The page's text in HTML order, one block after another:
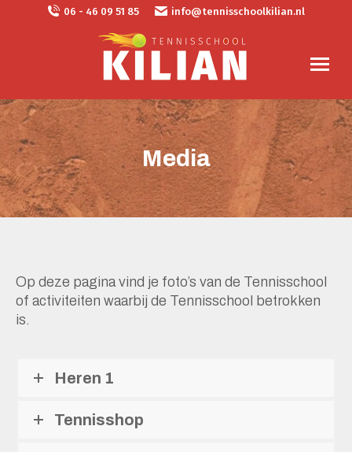
06 - 46 09 51 85 info@tennisschoolkilian.nl
Media
Op deze pagina vind je foto’s van de Tennisschool
of activiteiten waarbij de Tennisschool betrokken
is.
Heren 1
Tennisshop